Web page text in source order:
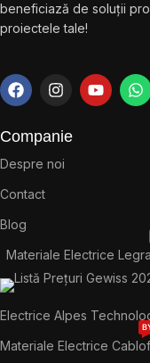
beneficiază de soluții
proiectele tale!
Companie
Despre noi
Contact
Blog
Materiale Electrice
Electrice Alpes
Materiale Electrice